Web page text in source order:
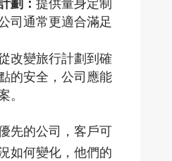
司通常更適合滿足
改變旅行計劃到確
的安全，公司應能
。
先的公司，客戶可
如何變化，他們的